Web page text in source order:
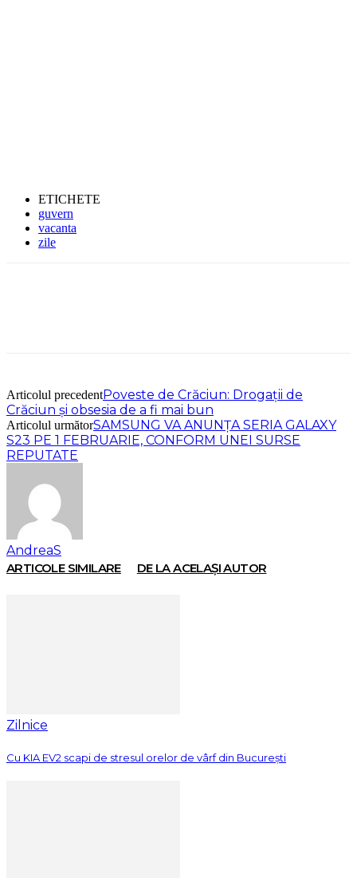
ETICHETE
guvern
vacanta
zile
Articolul precedentPoveste de Crăciun: Drogații de
Crăciun și obsesia de a fi mai bun
Articolul următorSAMSUNG VA ANUNŢA SERIA GALAXY
S23 PE 1 FEBRUARIE, CONFORM UNEI SURSE
REPUTATE
AndreaS
ARTICOLE SIMILARE
DE LA ACELAȘI AUTOR
Zilnice
Cu KIA EV2 scapi de stresul orelor de vârf din București